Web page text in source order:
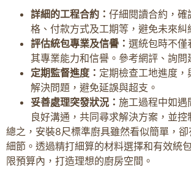
詳細的工程合約： 仔細閱讀合約，確
格、付款方式及工期等，避免未來糾
評估統包專業及信譽： 選統包時不僅
其專業能力和信譽。參考網評、詢問
定期監督進度： 定期檢查工地進度
解決問題，避免延誤與超支。
妥善處理突發狀況： 施工過程中如遇
良好溝通，共同尋求解決方案，並控
總之，安裝8尺標準廚具雖然看似簡單，
細節。透過精打細算的材料選擇和有效統
限預算內，打造理想的廚房空間。